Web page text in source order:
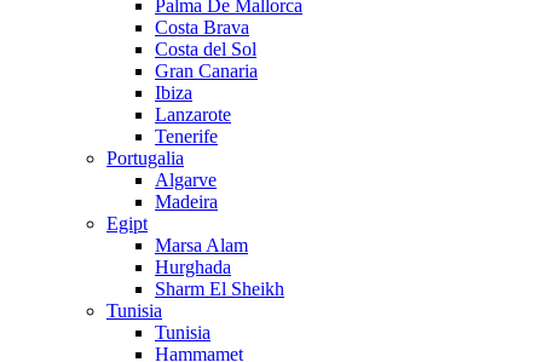
Palma De Mallorca
Costa Brava
Costa del Sol
Gran Canaria
Ibiza
Lanzarote
Tenerife
Portugalia
Algarve
Madeira
Egipt
Marsa Alam
Hurghada
Sharm El Sheikh
Tunisia
Tunisia
Hammamet